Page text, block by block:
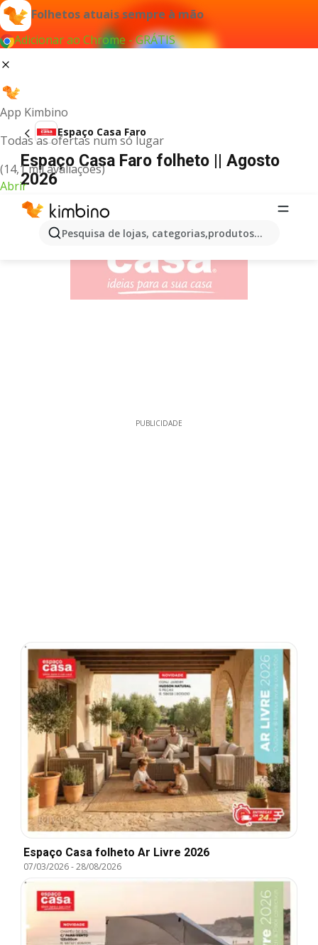
Folhetos atuais sempre à mão
Adicionar ao Chrome - GRÁTIS
App Kimbino
Todas as ofertas num só lugar
(14,1 mil avaliações)
Abrir
Pesquisa de lojas, categorias,produtos...
Espaço Casa Faro
Espaço Casa Faro folheto || Agosto
2026
PUBLICIDADE
Espaço Casa folheto Ar Livre 2026
07/03/2026-28/08/2026